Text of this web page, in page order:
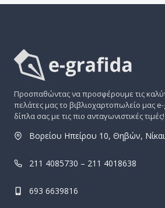
Προσπαθώντας να προσφέρουμε τις
πελάτες μας το βιβλιοχαρτοπωλείο μας
δίπλα σας με τις πιο ανταγωνιστικές τιμές!
Βορείου Ηπείρου 10, Θηβών,
211 4085730 – 211 4018638
693 6639816